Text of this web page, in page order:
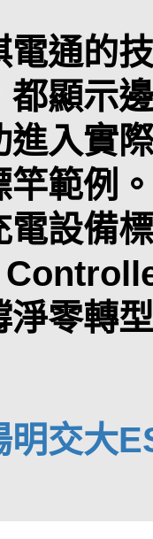
電通的
都顯示
進入實
竿範例
電設備
淨零轉
明交大